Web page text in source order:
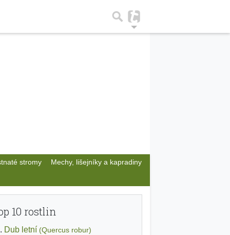
stromy Mechy, lišejníky a kapradiny
10 rostlin
Dub letní (Quercus robur)